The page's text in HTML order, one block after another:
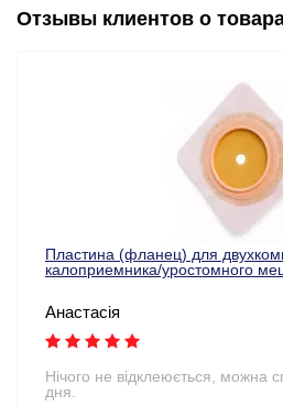
Отзывы клиентов о
Пластина (фланец) для
калоприемника/уростомного
Анастасія
Нічого не відклеюється, можна
дня.